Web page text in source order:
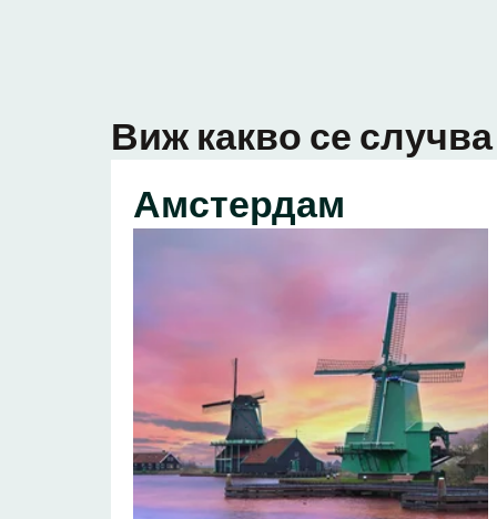
Виж какво се
Амстердам